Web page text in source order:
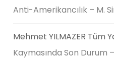
Anti-Amerikancılık – M.
Mehmet YILMAZER Tüm
Kaymasında Son Durum